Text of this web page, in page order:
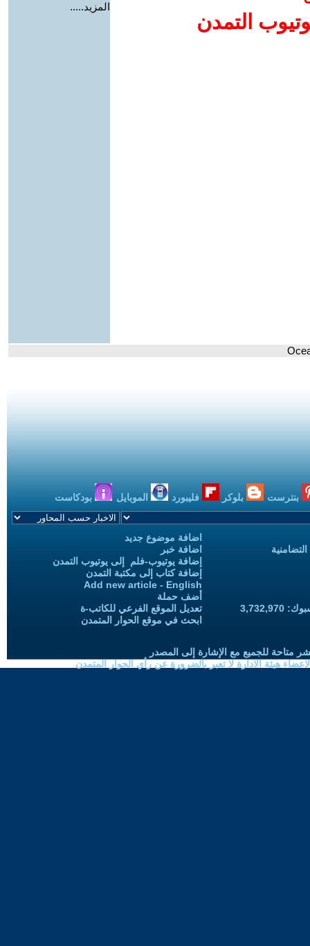
التمدن
المزيد.....
بنترست بلوكر فليبورد الموبايل بودكاست
اضافة موضوع جديد
اضافة خبر
إضافة يوتيوب-فلم إلى يوتيوب التمدن
إضافة كتاب إلى مكتبة التمدن
Add new article - English
أضف حملة
تعديل الموقع الفرعي للكاتب-ة
ابحث في موقع الحوار المتمدن
متاحة للجميع مع الإشارة إلى المصدر
هيئة الادارة لا تعبر بالضرورة عن رأي الحوار المتمدن